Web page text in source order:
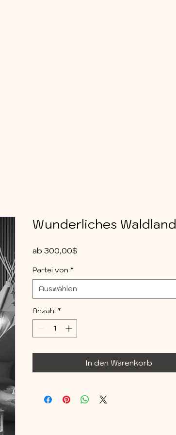
Wunderliches Waldland
ab 300,00$
Partei von *
Auswählen
Anzahl *
In den Warenkorb